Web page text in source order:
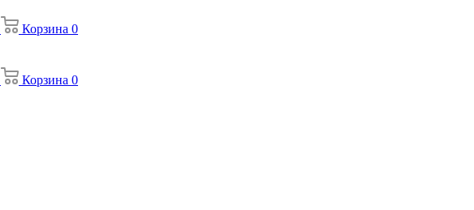
Корзина 0
Корзина 0